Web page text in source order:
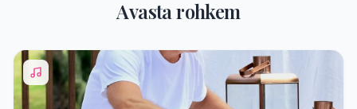
Avasta rohkem